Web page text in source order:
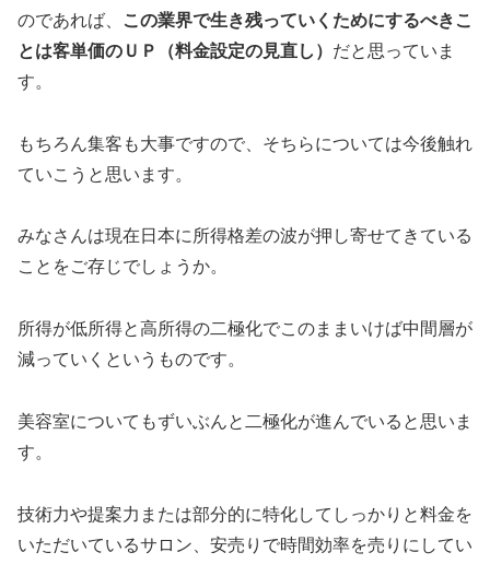
のであれば、
この業界で生き残っていくためにするべきこ
とは客単価のＵＰ（料金設定の見直し） だと思っていま
す。
もちろん集客も大事ですので、そちらについては今後触れ
ていこうと思います。
みなさんは現在日本に所得格差の波が押し寄せてきている
ことをご存じでしょうか。
所得が低所得と高所得の二極化でこのままいけば中間層が
減っていくというものです。
美容室についてもずいぶんと二極化が進んでいると思いま
す。
技術力や提案力または部分的に特化してしっかりと料金を
いただいているサロン、安売りで時間効率を売りにしてい